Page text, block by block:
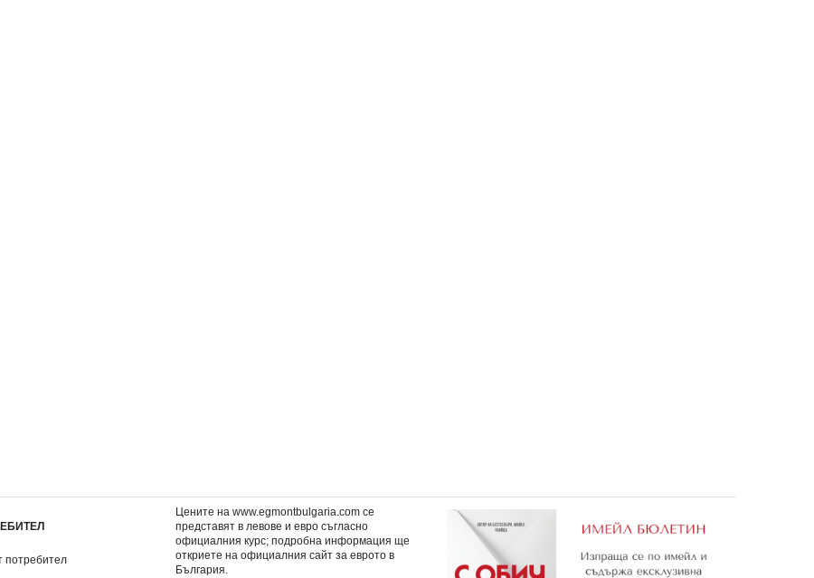
потребител
Цените на www.egmontbulgaria.com се
представят в левове и евро съгласно
официалния курс; подробна информация ще
откриете наофициалния сайт за еврото в
България